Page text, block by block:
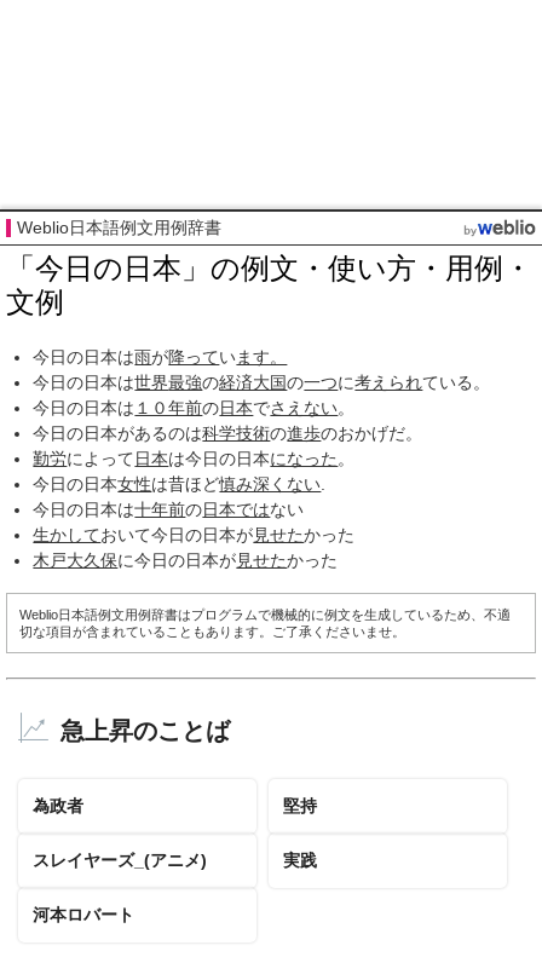
Weblio日本語例文用例辞書
「今日の日本」の例文・使い方・用例・
文例
今日の日本は雨が降っています。
今日の日本は世界最強の経済大国の一つに考えられている。
今日の日本は １０年前の日本でさえない。
今日の日本があるのは科学技術の進歩のおかげだ。
勤労によって日本は今日の日本になった 。
今日の日本女性は昔ほど慎み深くない
今日の日本は十年前の日本ではない
生かしておいて今日の日本が見せたかった
木戸大久保に今日の日本が見せたかった
Weblio日本語例文用例辞書はプログラムで機械的に例文を生成しているため、不適
切な項目が含まれていることもあります。ご了承くださいませ。
急上昇のことば
為政者 堅持
スレイヤーズ_(アニメ) 実践
河本ロバート